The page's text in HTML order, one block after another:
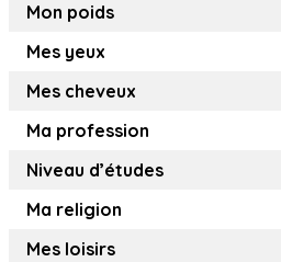
Mon poids
Mes yeux
Mes cheveux
Ma profession
Niveau d’études
Ma religion
Mes loisirs